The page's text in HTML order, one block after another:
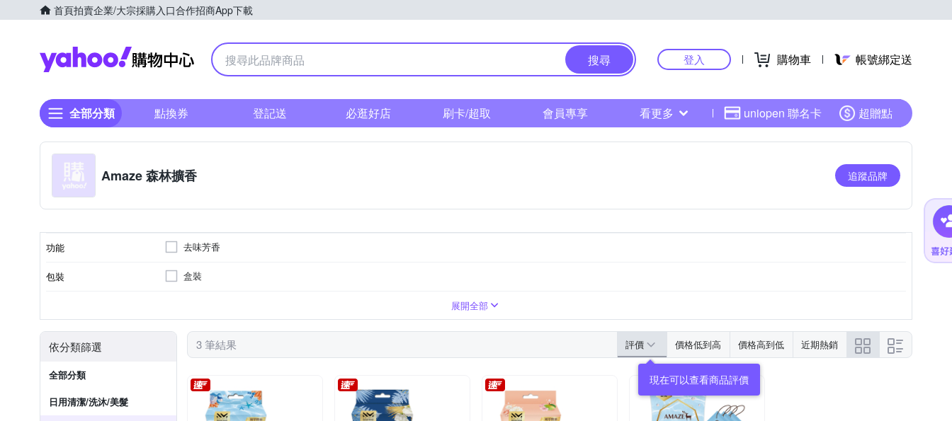
首頁拍賣企業/大宗採購入口合作招商App下載
Yahoo購物中心
搜尋 登入 購物車 帳號綁定送
全部分類 點換券 登記送 必逛好店 刷卡/超取 會員專享 看更多 uniopen 聯名卡 超贈點
Amaze 森林擴香 追蹤品牌
功能 去味芳香
包裝 盒裝
展開全部
依分類篩選
全部分類
日用清潔/洗沐/美髮
3 筆結果 評價 價格低到高 價格高到低 近期熱銷
現在可以查看商品評價